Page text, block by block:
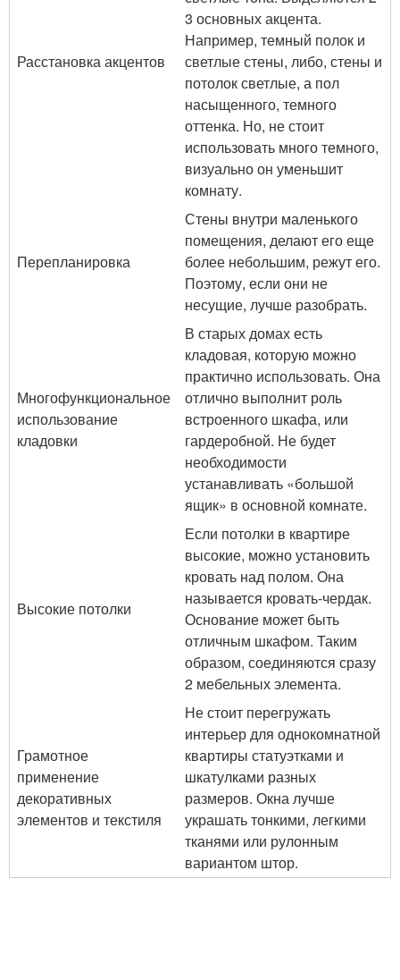
Расстановка акцентов
3 основных акцента.
Например, темный полок и
светлые стены, либо, стены и
потолок светлые, а пол
насыщенного, темного
оттенка. Но, не стоит
использовать много темного,
визуально он уменьшит
комнату.
Перепланировка
Стены внутри маленького
помещения, делают его еще
более небольшим, режут его.
Поэтому, если они не
несущие, лучше разобрать.
Многофункциональное
использование
кладовки
В старых домах есть
кладовая, которую можно
практично использовать. Она
отлично выполнит роль
встроенного шкафа, или
гардеробной. Не будет
необходимости
устанавливать «большой
ящик» в основной комнате.
Высокие потолки
Если потолки в квартире
высокие, можно установить
кровать над полом. Она
называется кровать-чердак.
Основание может быть
отличным шкафом. Таким
образом, соединяются сразу
2 мебельных элемента.
Грамотное
применение
декоративных
элементов и текстиля
Не стоит перегружать
интерьер для однокомнатной
квартиры статуэтками и
шкатулками разных
размеров. Окна лучше
украшать тонкими, легкими
тканями или рулонным
вариантом штор.